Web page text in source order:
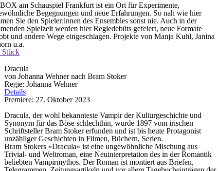
am Schauspiel Frankfurt ist ein Ort für Experimente,
Begegnungen und neue Erfahrungen. So nah wie hier
Sie den Spieler:innen des Ensembles sonst nie. Auch in der
Spielzeit werden hier Regiedebüts gefeiert, neue Formate
und andere Wege eingeschlagen. Projekte von Manja Kuhl, Janina
u.a.
Stück
Dracula
von Johanna Wehner nach Bram Stoker
Regie: Johanna Wehner
Details
Premiere: 27. Oktober 2023
Dracula, der wohl bekannteste Vampir der Kulturgeschichte und
Synonym für das Böse schlechthin, wurde 1897 vom irischen
Schriftsteller Bram Stoker erfunden und ist bis heute Protagonist
unzähliger Geschichten in Filmen, Büchern, Serien.
Bram Stokers »Dracula« ist eine ungewöhnliche Mischung aus
Trivial- und Weltroman, eine Neuinterpretation des in der Romantik
beliebten Vampirmythos. Der Roman ist montiert aus Briefen,